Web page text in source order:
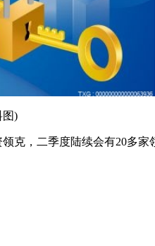
图)
克，二季度陆续会有20多家